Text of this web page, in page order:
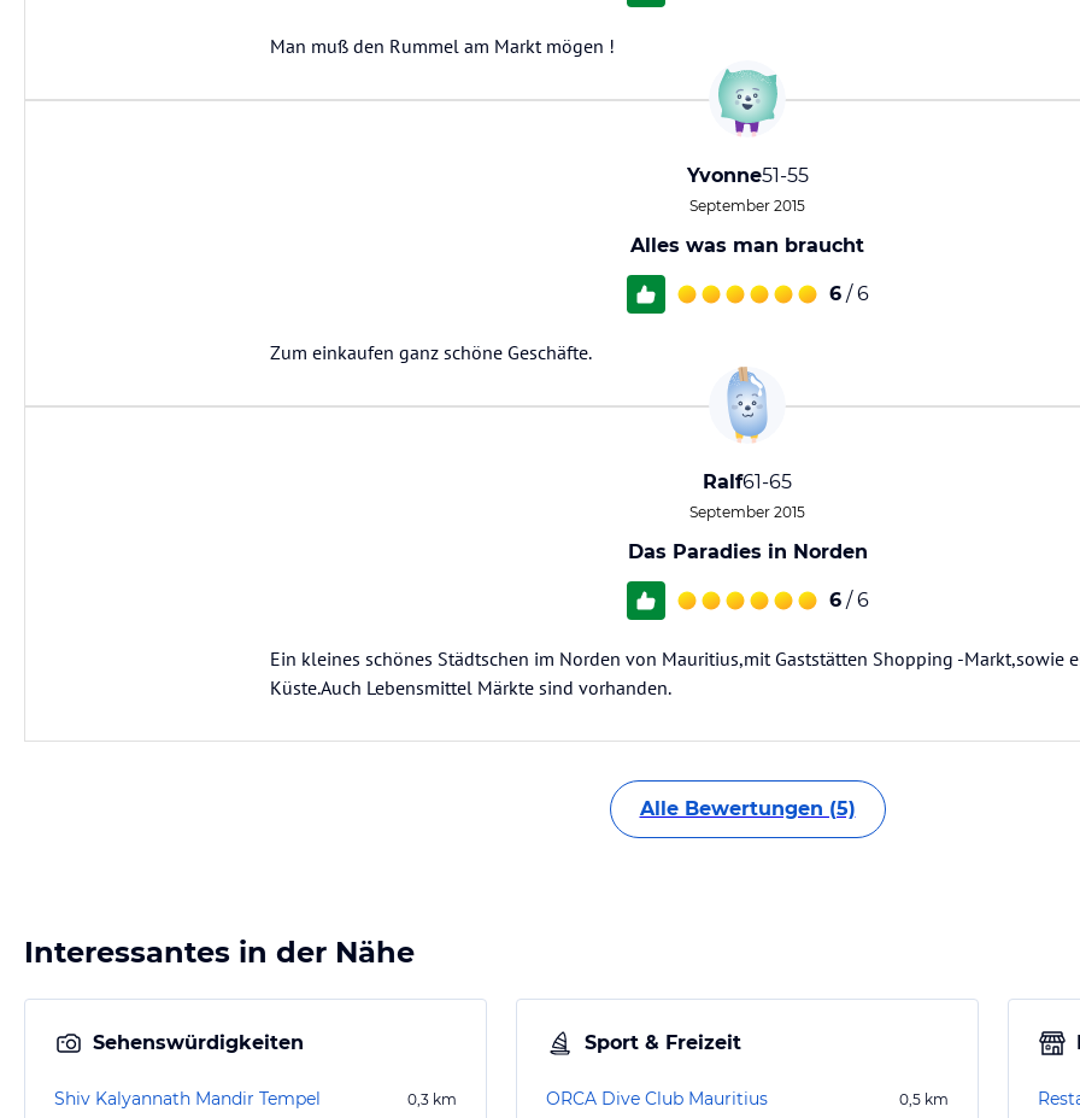
Man muß den Rummel am Markt mögen !
Yvonne51-55
September 2015
Alles was man braucht
6 / 6
Zum einkaufen ganz schöne Geschäfte.
Ralf61-65
September 2015
Das Paradies in Norden
6 / 6
Ein kleines schönes Städtschen im Norden von Mauritius,mit Gaststätten Shopping -Markt,sowie
Küste.Auch Lebensmittel Märkte sind vorhanden.
Alle Bewertungen (5)
Interessantes in der Nähe
Sehenswürdigkeiten
Shiv Kalyannath Mandir Tempel 0,3 km
Sport & Freizeit
ORCA Dive Club Mauritius 0,5 km